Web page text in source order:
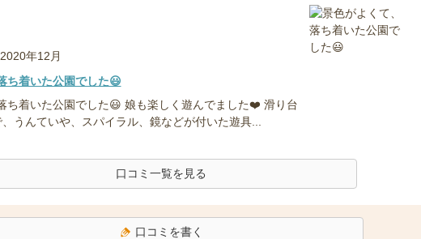
2020年12月
ち着いた公園でした😃
ち着いた公園でした😃 娘も楽しく遊んでました❤️ 滑り台
うんていや、スパイラル、鏡などが付いた遊具...
口コミ一覧を見る
口コミを書く